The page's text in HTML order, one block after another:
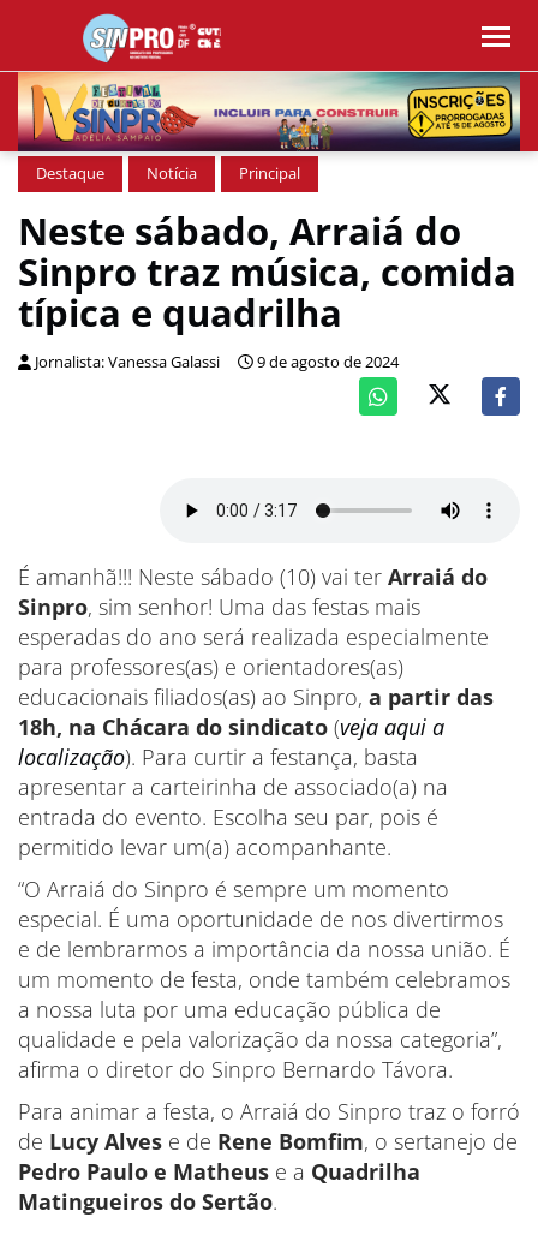
Destaque Notícia Principal
Neste sábado, Arraiá do
Sinpro traz música, comida
típica e quadrilha
Jornalista: Vanessa Galassi 9 de agosto de 2024
É amanhã!!! Neste sábado (10) vai ter Arraiá do
Sinpro, sim senhor! Uma das festas mais
esperadas do ano será realizada especialmente
para professores(as) e orientadores(as)
educacionais filiados(as) ao Sinpro, a partir das
18h, na Chácara do sindicato (veja aqui a
localização). Para curtir a festança, basta
apresentar a carteirinha de associado(a) na
entrada do evento. Escolha seu par, pois é
permitido levar um(a) acompanhante.
“O Arraiá do Sinpro é sempre um momento
especial. É uma oportunidade de nos divertirmos
e de lembrarmos a importância da nossa união. É
um momento de festa, onde também celebramos
a nossa luta por uma educação pública de
qualidade e pela valorização da nossa categoria”,
afirma o diretor do Sinpro Bernardo Távora.
Para animar a festa, o Arraiá do Sinpro traz o forró
de Lucy Alves e de Rene Bomfim, o sertanejo de
Pedro Paulo e Matheus e a Quadrilha
Matingueiros do Sertão.